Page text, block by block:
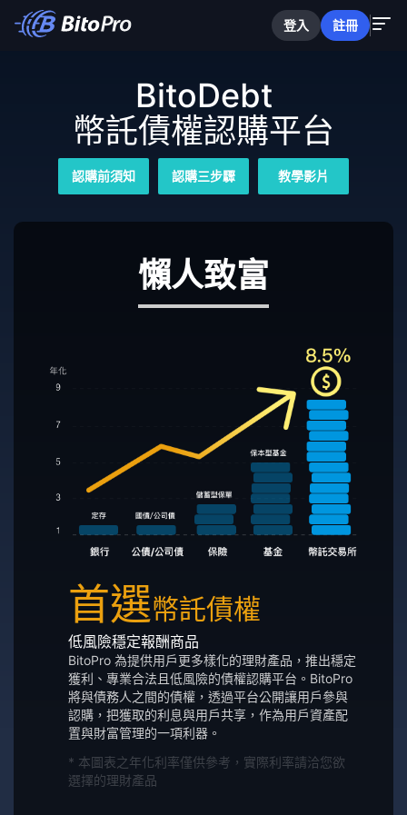
登入 註冊
BitoDebt
幣託債權認購平台
認購前須知 認購三步驟 教學影片
懶人致富
首選幣託債權
低風險穩定報酬商品
BitoPro 為提供用戶更多樣化的理財產品，推出穩定
獲利、專業合法且低風險的債權認購平台。BitoPro
將與債務人之間的債權，透過平台公開讓用戶參與
認購，把獲取的利息與用戶共享，作為用戶資產配
置與財富管理的一項利器。
* 本圖表之年化利率僅供參考，實際利率請洽您欲
選擇的理財產品